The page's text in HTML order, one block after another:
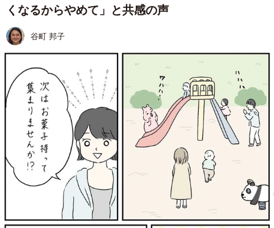
くなるからやめて」と共感の声
谷町 邦子